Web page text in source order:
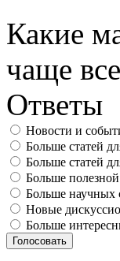
Какие
чаще
Ответы
Новости и
Больше статей
Больше статей
Больше
Больше научных
Новые
Больше